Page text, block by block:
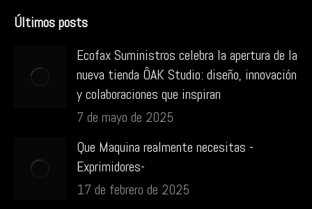
Últimos posts
Ecofax Suministros celebra la apertura de la
nueva tienda ÔAK Studio: diseño, innovación
y colaboraciones que inspiran
7 de mayo de 2025
Que Maquina realmente necesitas -
Exprimidores-
17 de febrero de 2025